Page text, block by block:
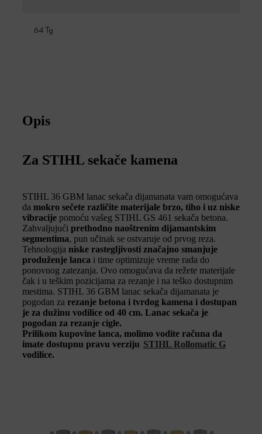
64 Tg
Opis
Za STIHL sekače kamena
STIHL 36 GBM lanac sekača dijamanata vam omogućava
da mokro sečete različite materijale brzo, tiho i uz niske
vibracije pomoću vašeg STIHL GS 461 sekača betona.
Zahvaljujući prethodno naoštrenim dijamantskim
segmentima, pun učinak se ostvaruje od prvog reza.
Tehnologija niske rastegljivosti značajno smanjuje
produženje lanca i time optimizuje vreme rada do
ponovnog zatezanja. Ovo omogućava da režete materijale
čak i u teškim pozicijama za rezanje i na teško dostupnim
mestima. STIHL 36 GBM lanac sekača dijamanata je
pogodan za rezanje betona i tvrdog kamena i dostupan
je za dužinu vodilice od 40 cm. Lanac sekača je
pogodan za rezanje cigle.
Prilikom kupovine lanca, molimo vodite računa da
imate dostupnu pravu verziju STIHL Rollomatic G
vodilice.